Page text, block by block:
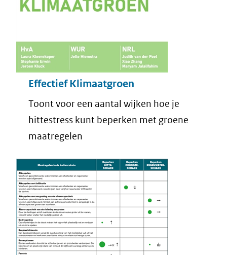
Effectief Klimaatgroen
Toont voor een aantal wijken hoe je
hittestress kunt beperken met groene
maatregelen